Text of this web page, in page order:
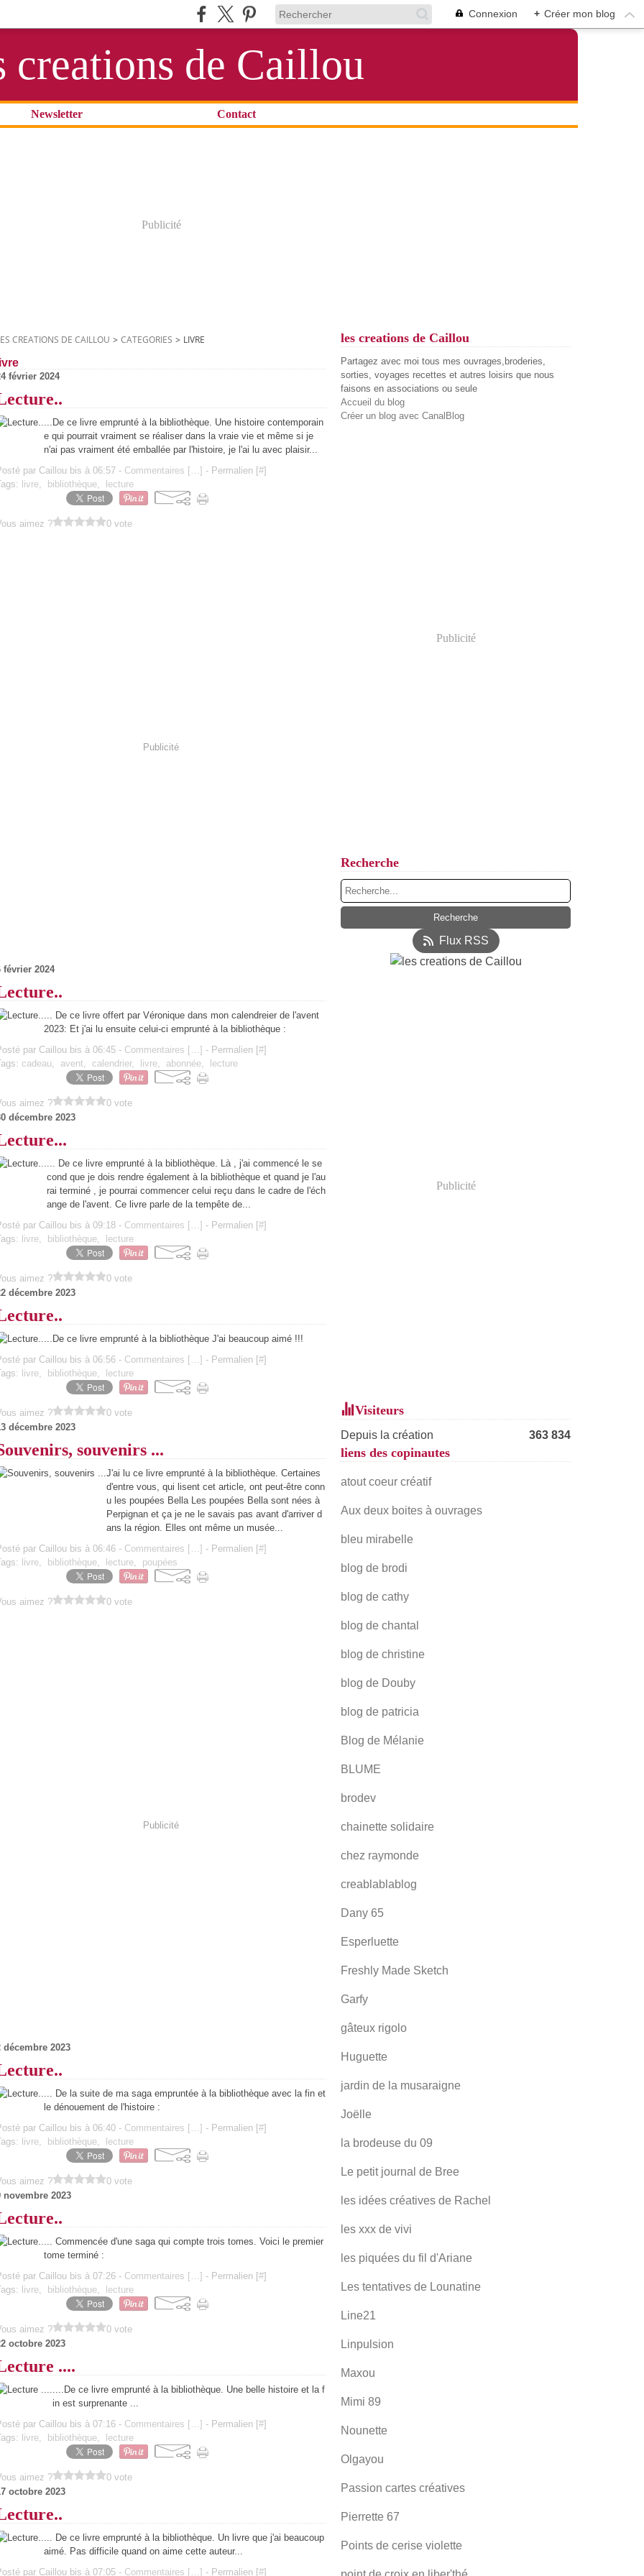
Connexion + Créer mon blog
creations de Caillou
Newsletter Contact
Publicité
CREATIONS DE CAILLOU > CATEGORIES > LIVRE
février 2024
...De ce livre emprunté à la bibliothèque. Une histoire contemporain
e qui pourrait vraiment se réaliser dans la vraie vie et même si je
n'ai pas vraiment été emballée par l'histoire, je l'ai lu avec plaisir...
par Caillou bis à 06:57 - Commentaires [ …] - Permalien [#]
livre, bibliothèque, lecture
aimez ? 0 vote
Publicité
février 2024
... De ce livre offert par Véronique dans mon calendreier de l'avent
2023: Et j'ai lu ensuite celui-ci emprunté à la bibliothèque :
par Caillou bis à 06:45 - Commentaires [ …] - Permalien [#]
cadeau, avent, calendrier, livre, abonnée, lecture
aimez ?
0 vote
décembre 2023
... De ce livre emprunté à la bibliothèque. Là , j'ai commencé le se
cond que je dois rendre également à la bibliothèque et quand je l'au
rai terminé , je pourrai commencer celui reçu dans le cadre de l'éch
ange de l'avent. Ce livre parle de la tempête de...
par Caillou bis à 09:18 - Commentaires [ …] - Permalien [#]
livre, bibliothèque, lecture
aimez ?
0 vote
décembre 2023
...De ce livre emprunté à la bibliothèque J'ai beaucoup aimé !!!
par Caillou bis à 06:56 - Commentaires [ …] - Permalien [#]
livre, bibliothèque, lecture
aimez ?
0 vote
décembre 2023
souvenirs ...
J'ai lu ce livre emprunté à la bibliothèque. Certaines
d'entre vous, qui lisent cet article, ont peut-être conn
u les poupées Bella Les poupées Bella sont nées à
Perpignan et ça je ne le savais pas avant d'arriver d
ans la région. Elles ont même un musée...
par Caillou bis à 06:46 - Commentaires [ …] - Permalien [#]
livre, bibliothèque, lecture, poupées
aimez ? 0 vote
Publicité
décembre 2023
... De la suite de ma saga empruntée à la bibliothèque avec la fin et
le dénouement de l'histoire :
par Caillou bis à 06:40 - Commentaires [ …] - Permalien [#]
livre, bibliothèque, lecture
aimez ?
0 vote
novembre 2023
... Commencée d'une saga qui compte trois tomes. Voici le premier
tome terminé :
par Caillou bis à 07:26 - Commentaires [ …] - Permalien [#]
livre, bibliothèque, lecture
aimez ?
0 vote
octobre 2023
....
....De ce livre emprunté à la bibliothèque. Une belle histoire et la f
in est surprenante ...
par Caillou bis à 07:16 - Commentaires [ …] - Permalien [#]
livre, bibliothèque, lecture
aimez ?
0 vote
octobre 2023
... De ce livre emprunté à la bibliothèque. Un livre que j'ai beaucoup
aimé. Pas difficile quand on aime cette auteur...
par Caillou bis à 07:05 - Commentaires [ …] - Permalien [#]
les creations de Caillou
Partagez avec moi tous mes ouvrages,broderies,
sorties, voyages recettes et autres loisirs que nous
faisons en associations ou seule
Accueil du blog
Créer un blog avec CanalBlog
Publicité
Recherche
Flux RSS
Publicité
Visiteurs
Depuis la création 363 834
liens des copinautes
atout coeur créatif
Aux deux boites à ouvrages
bleu mirabelle
blog de brodi
blog de cathy
blog de chantal
blog de christine
blog de Douby
blog de patricia
Blog de Mélanie
BLUME
brodev
chainette solidaire
chez raymonde
creablablablog
Dany 65
Esperluette
Freshly Made Sketch
Garfy
gâteux rigolo
Huguette
jardin de la musaraigne
Joëlle
la brodeuse du 09
Le petit journal de Bree
les idées créatives de Rachel
les xxx de vivi
les piquées du fil d'Ariane
Les tentatives de Lounatine
Line21
Linpulsion
Maxou
Mimi 89
Nounette
Olgayou
Passion cartes créatives
Pierrette 67
Points de cerise violette